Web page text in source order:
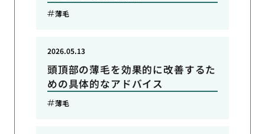
薄毛
頭頂部の薄毛を効果的に改善するた
めの具体的なアドバイス
2026.05.13
薄毛